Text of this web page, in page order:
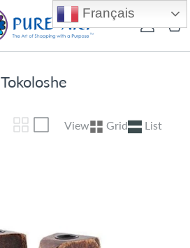
Compte
Tokoloshe
View Grid List
Français